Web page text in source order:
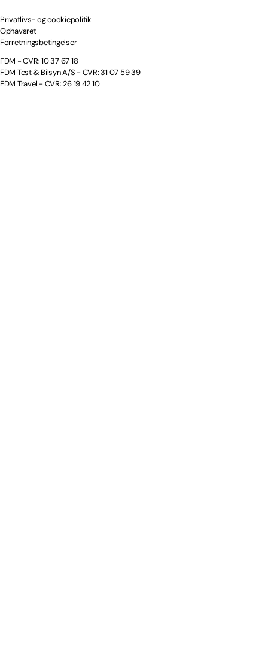
Privatlivs- og cookiepolitik
Ophavsret
Forretningsbetingelser
FDM - CVR: 10 37 67 18
FDM Test & Bilsyn A/S - CVR: 31 07 59 39
FDM Travel - CVR: 26 19 42 10